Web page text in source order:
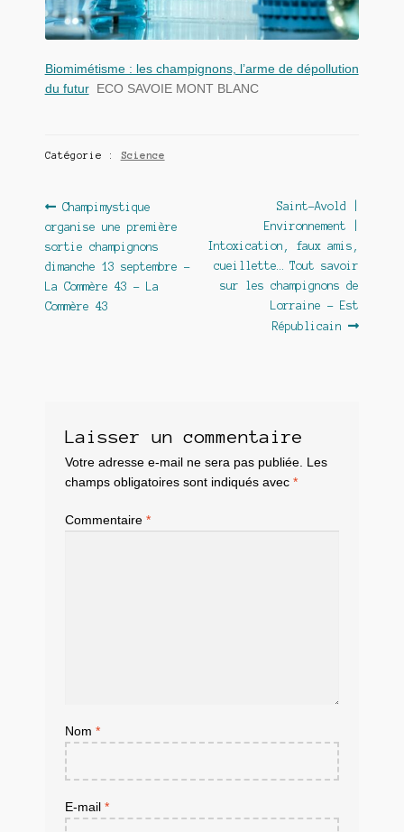
Biomimétisme : les champignons, l’arme de dépollution
du futur
ECO SAVOIE MONT BLANC
Catégorie : Science
Navigation
de
l’article
Article
précédent :
Champimystique
organise une première
sortie champignons
dimanche 13 septembre –
La Commère 43 – La
Commère 43
Article
suivant :
Saint-Avold |
Environnement |
Intoxication, faux amis,
cueillette… Tout savoir
sur les champignons de
Lorraine – Est
Républicain
Laisser un commentaire
Votre adresse e-mail ne sera pas publiée. Les
champs obligatoires sont indiqués avec *
Commentaire *
Nom *
E-mail *